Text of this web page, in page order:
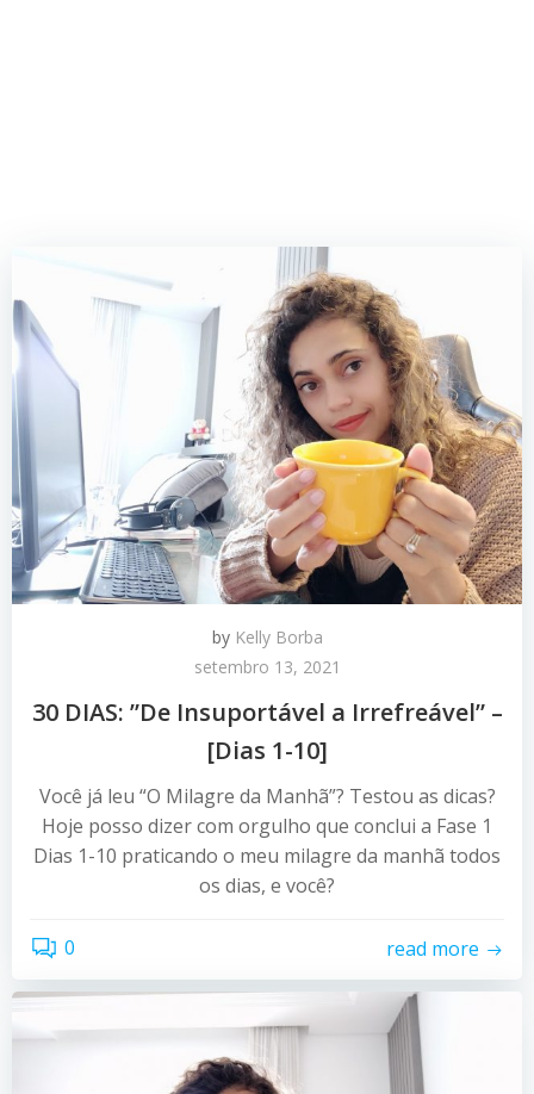
by Kelly Borba
setembro 13, 2021
30 DIAS: ”De Insuportável a Irrefreável” –
[Dias 1-10]
Você já leu “O Milagre da Manhã”? Testou as dicas?
Hoje posso dizer com orgulho que conclui a Fase 1
Dias 1-10 praticando o meu milagre da manhã todos
os dias, e você?
0 read more